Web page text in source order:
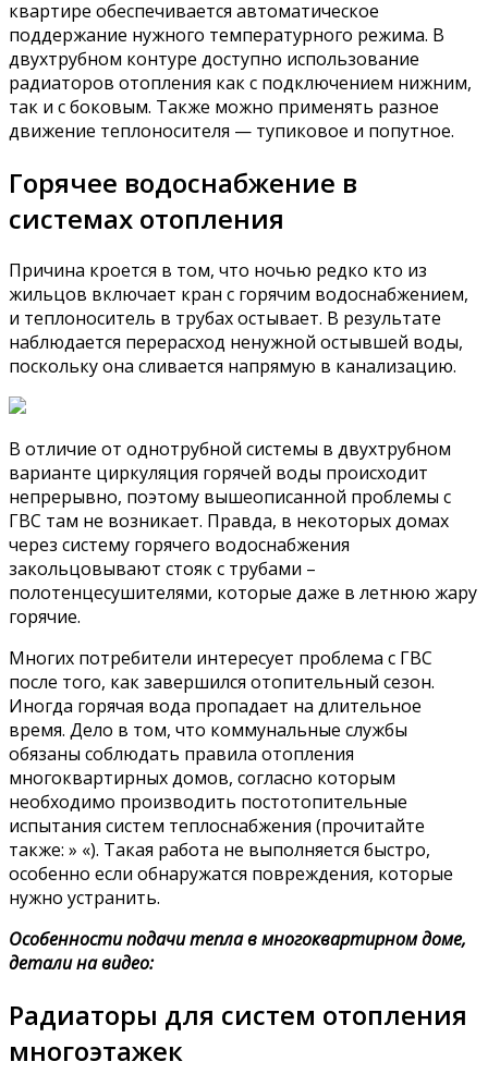
квартире обеспечивается автоматическое
поддержание нужного температурного режима. В
двухтрубном контуре доступно использование
радиаторов отопления как с подключением нижним,
так и с боковым. Также можно применять разное
движение теплоносителя — тупиковое и попутное.
Горячее водоснабжение в
системах отопления
Причина кроется в том, что ночью редко кто из
жильцов включает кран с горячим водоснабжением,
и теплоноситель в трубах остывает. В результате
наблюдается перерасход ненужной остывшей воды,
поскольку она сливается напрямую в канализацию.
В отличие от однотрубной системы в двухтрубном
варианте циркуляция горячей воды происходит
непрерывно, поэтому вышеописанной проблемы с
ГВС там не возникает. Правда, в некоторых домах
через систему горячего водоснабжения
закольцовывают стояк с трубами –
полотенцесушителями, которые даже в летнюю жару
горячие.
Многих потребители интересует проблема с ГВС
после того, как завершился отопительный сезон.
Иногда горячая вода пропадает на длительное
время. Дело в том, что коммунальные службы
обязаны соблюдать правила отопления
многоквартирных домов, согласно которым
необходимо производить постотопительные
испытания систем теплоснабжения (прочитайте
также: » «). Такая работа не выполняется быстро,
особенно если обнаружатся повреждения, которые
нужно устранить.
Особенности подачи тепла в многоквартирном доме,
детали на видео:
Радиаторы для систем отопления
многоэтажек